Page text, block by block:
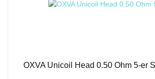
OXVA Unicoil Head 0.50 Ohm 5-er